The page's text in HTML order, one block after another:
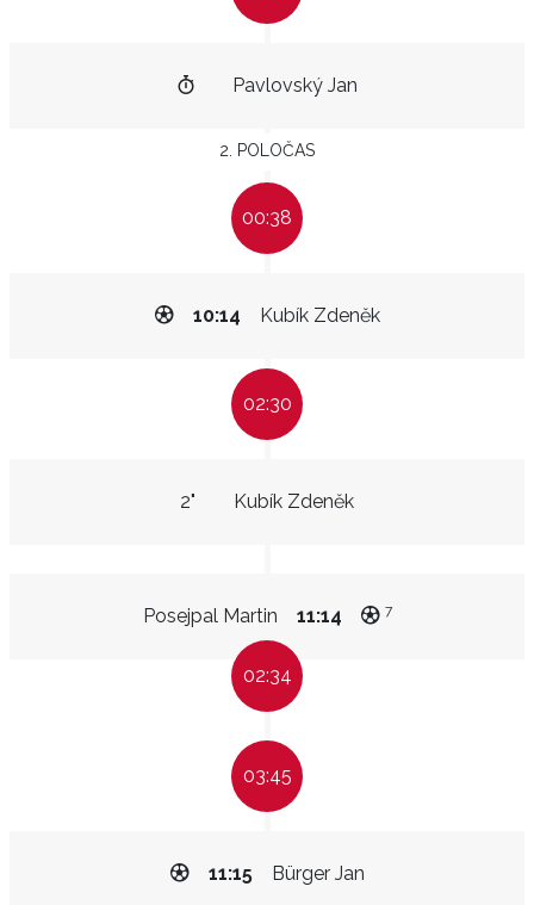
Pavlovský Jan
2. POLOČAS
00:38
Kubík Zdeněk
10:14
02:30
Kubík Zdeněk
2"
Posejpal Martin 11:14 7
02:34
03:45
Bürger Jan
11:15